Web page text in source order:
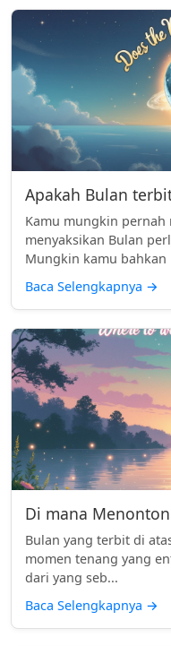
Apakah Bulan
Kamu mungkin
menyaksikan Bulan
Mungkin kamu bahkan
Baca Selengkapnya →
Di mana
Bulan yang terbit di
momen tenang yang
dari yang seb...
Baca Selengkapnya →